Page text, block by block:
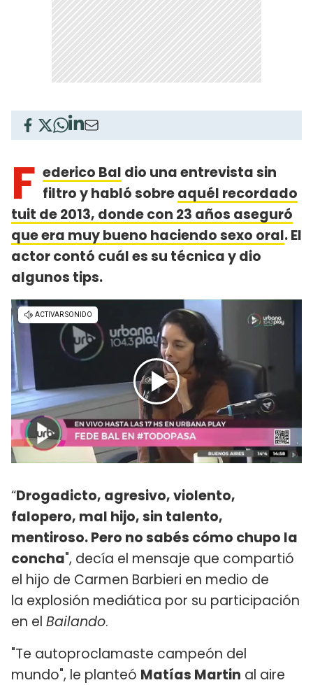
F ederico Bal dio una entrevista sin
filtro y habló sobreaquél recordado
tuit de 2013, donde con 23 años aseguró
que era muy bueno haciendo sexo oral. El
actor contó cuál es su técnica y dio
algunos tips.
“Drogadicto, agresivo, violento,
falopero, mal hijo, sin talento,
mentiroso. Pero no sabés cómo chupo la
concha", decía el mensaje que compartió
el hijo de Carmen Barbieri en medio de
la explosión mediática por su participación
en el Bailando.
"Te autoproclamaste campeón del
mundo", le planteó Matías Martin al aire